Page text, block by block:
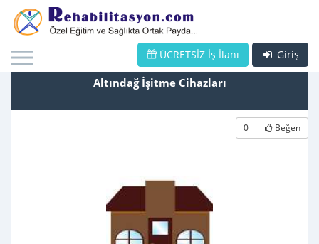
Giriş
ÜCRETSİZ İş İlanı
Altındağ İşitme Cihazları
0 Beğen